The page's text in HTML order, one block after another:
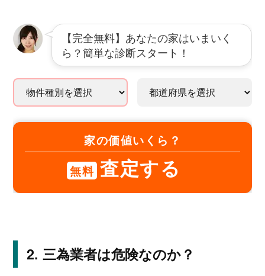
【完全無料】あなたの家はいまいく
ら？簡単な診断スタート！
家の価値いくら？
無料 査定する
三為業者は危険なのか？